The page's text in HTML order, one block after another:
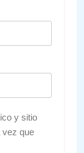
y sitio
vez que